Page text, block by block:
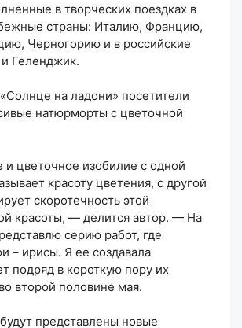
в творческих поездках в
страны: Италию, Францию,
Черногорию и в российские
Геленджик.
на ладони» посетители
натюрморты с цветочной
цветочное изобилие с одной
красоту цветения, с другой
скоротечность этой
красоты, — делится автор. — На
серию работ, где
– ирисы. Я ее создавала
подряд в короткую пору их
второй половине мая.
представлены новые